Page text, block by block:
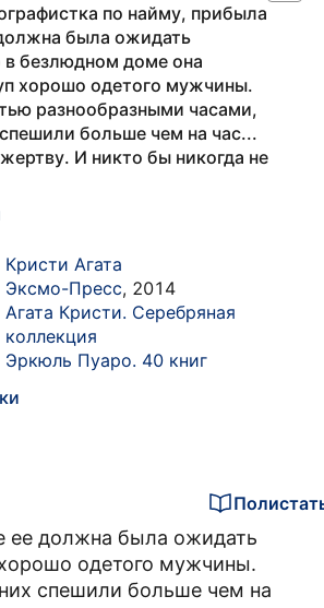
по найму, прибыла
была ожидать
безлюдном доме она
хорошо одетого мужчины.
разнообразными часами,
больше чем на час...
И никто бы никогда не
Кристи Агата
Эксмо-Пресс, 2014
Агата Кристи. Серебряная
коллекция
Эркюль Пуаро. 40 книг
ее должна была ожидать
одетого мужчины.
спешили больше чем на